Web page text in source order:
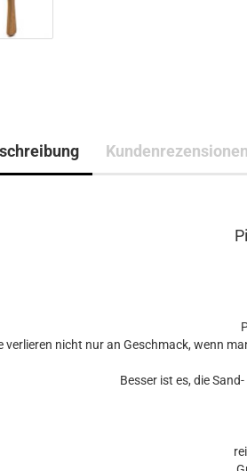
verlieren nicht nur an Geschmack, wenn
Besser ist es, die